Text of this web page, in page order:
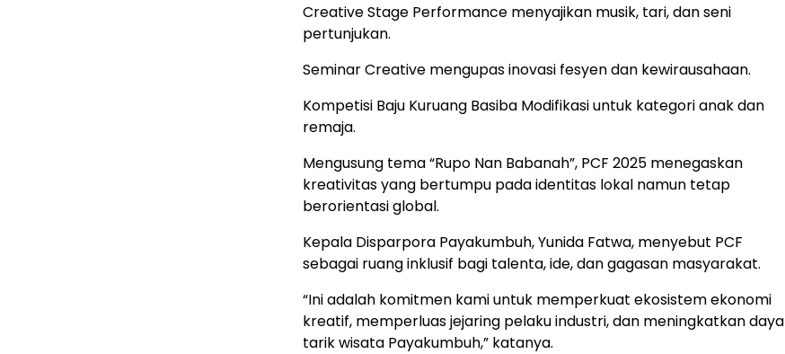
Creative Stage Performance menyajikan musik, tari, dan seni
pertunjukan.
Seminar Creative mengupas inovasi fesyen dan kewirausahaan.
Kompetisi Baju Kuruang Basiba Modifikasi untuk kategori anak dan
remaja.
Mengusung tema “Rupo Nan Babanah”, PCF 2025 menegaskan
kreativitas yang bertumpu pada identitas lokal namun tetap
berorientasi global.
Kepala Disparpora Payakumbuh, Yunida Fatwa, menyebut PCF
sebagai ruang inklusif bagi talenta, ide, dan gagasan masyarakat.
“Ini adalah komitmen kami untuk memperkuat ekosistem ekonomi
kreatif, memperluas jejaring pelaku industri, dan meningkatkan daya
tarik wisata Payakumbuh,” katanya.